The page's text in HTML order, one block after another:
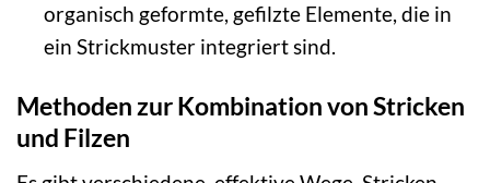
organisch geformte, gefilzte Elemente, die in
ein Strickmuster integriert sind.
Methoden zur Kombination von Stricken
und Filzen